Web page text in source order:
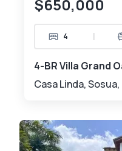
$650,000
4 |
4-BR Villa Grand
Casa Linda,